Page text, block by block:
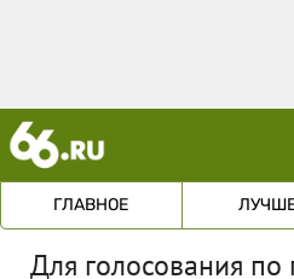
ГЛАВНОЕ
Для голосования